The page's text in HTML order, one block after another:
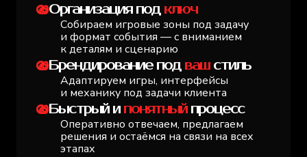
Организация под ключ
Собираем игровые зоны под задачу
и формат события — с вниманием
к деталям и сценарию
Брендирование под вашстиль
Адаптируем игры, интерфейсы
и механику под задачи клиента
Быстрый и понятныйпроцесс
Оперативно отвечаем, предлагаем
решения и остаёмся на связи на всех
этапах